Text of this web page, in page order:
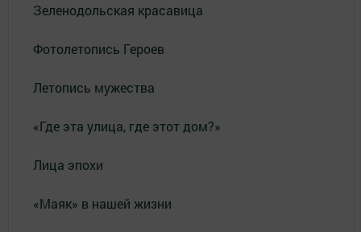
Зеленодольская красавица
Фотолетопись Героев
Летопись мужества
«Где эта улица, где этот дом?»
Лица эпохи
«Маяк» в нашей жизни